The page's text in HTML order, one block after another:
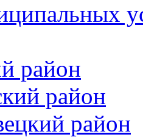
район
район
район